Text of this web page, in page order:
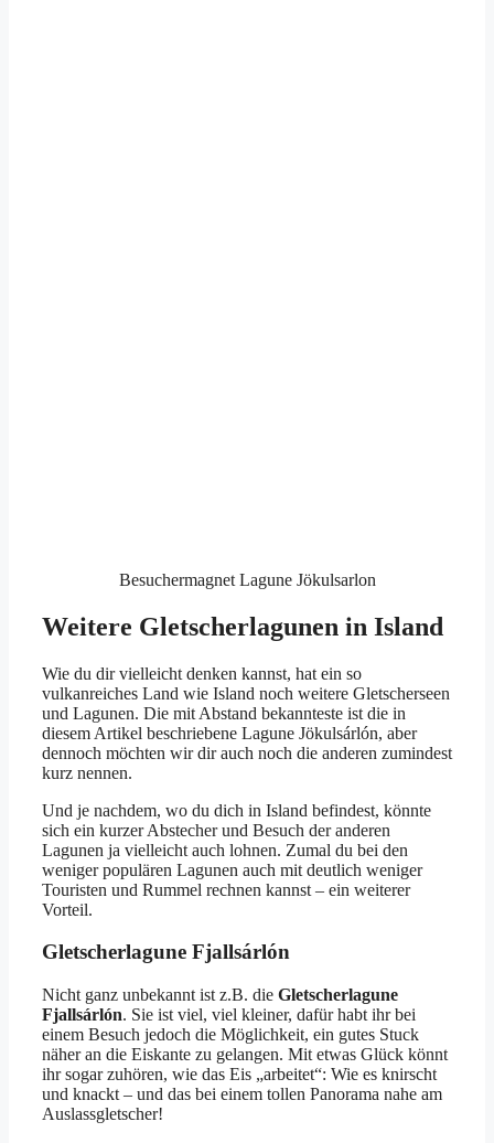
Besuchermagnet Lagune Jökulsarlon
Weitere Gletscherlagunen in Island
Wie du dir vielleicht denken kannst, hat ein so
vulkanreiches Land wie Island noch weitere Gletscherseen
und Lagunen. Die mit Abstand bekannteste ist die in
diesem Artikel beschriebene Lagune Jökulsárlón, aber
dennoch möchten wir dir auch noch die anderen zumindest
kurz nennen.
Und je nachdem, wo du dich in Island befindest, könnte
sich ein kurzer Abstecher und Besuch der anderen
Lagunen ja vielleicht auch lohnen. Zumal du bei den
weniger populären Lagunen auch mit deutlich weniger
Touristen und Rummel rechnen kannst – ein weiterer
Vorteil.
Gletscherlagune Fjallsárlón
Nicht ganz unbekannt ist z.B. die Gletscherlagune
Fjallsárlón. Sie ist viel, viel kleiner, dafür habt ihr bei
einem Besuch jedoch die Möglichkeit, ein gutes Stuck
näher an die Eiskante zu gelangen. Mit etwas Glück könnt
ihr sogar zuhören, wie das Eis „arbeitet“: Wie es knirscht
und knackt – und das bei einem tollen Panorama nahe am
Auslassgletscher!